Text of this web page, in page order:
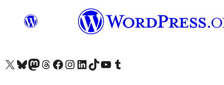
Mergi la contul nostru X (fost Twitter)
Vizitează contul nostru Bluesky
Vizitează contul nostru Mastodon
Vizitează contul nostru Threads
Vizitează pagina noastră Facebook
Vizitează-ne pe Instagram
Vizitează-ne pe LinkedIn
Vizitează contul nostru TikTok
Vizitează canalul nostru YouTube
Vizitează contul nostru Tumblr